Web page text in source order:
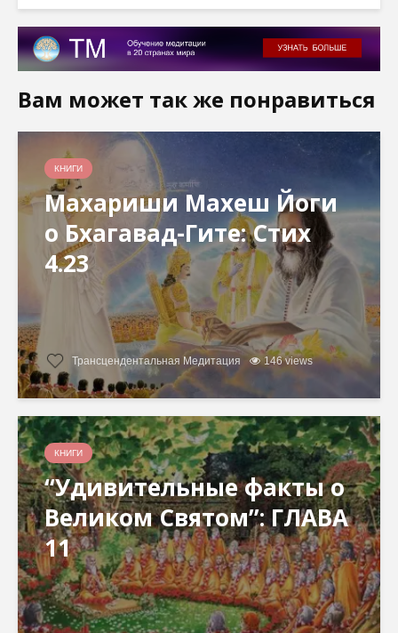
Вам может так же понравиться
КНИГИ
Махариши Махеш Йоги
о Бхагавад-Гите: Стих
4.23
Трансцендентальная Медитация 146 views
КНИГИ
“Удивительные факты о
Великом Святом”: ГЛАВА
11